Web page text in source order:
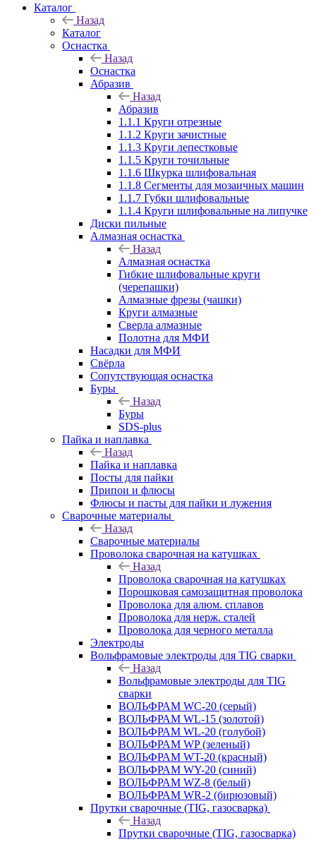
Каталог
Назад
Каталог
Оснастка
Назад
Оснастка
Абразив
Назад
Абразив
1.1.1 Круги отрезные
1.1.2 Круги зачистные
1.1.3 Круги лепестковые
1.1.5 Круги точильные
1.1.6 Шкурка шлифовальная
1.1.8 Сегменты для мозаичных машин
1.1.7 Губки шлифовальные
1.1.4 Круги шлифовальные на липучке
Диски пильные
Алмазная оснастка
Назад
Алмазная оснастка
Гибкие шлифовальные круги
(черепашки)
Алмазные фрезы (чашки)
Круги алмазные
Сверла алмазные
Полотна для МФИ
Насадки для МФИ
Свёрла
Сопутствующая оснастка
Буры
Назад
Буры
SDS-plus
Пайка и наплавка
Назад
Пайка и наплавка
Посты для пайки
Припои и флюсы
Флюсы и пасты для пайки и лужения
Сварочные материалы
Назад
Сварочные материалы
Проволока сварочная на катушках
Назад
Проволока сварочная на катушках
Порошковая самозащитная проволока
Проволока для алюм. сплавов
Проволока для нерж. сталей
Проволока для черного металла
Электроды
Вольфрамовые электроды для TIG сварки
Назад
Вольфрамовые электроды для TIG
сварки
ВОЛЬФРАМ WC-20 (серый)
ВОЛЬФРАМ WL-15 (золотой)
ВОЛЬФРАМ WL-20 (голубой)
ВОЛЬФРАМ WP (зеленый)
ВОЛЬФРАМ WT-20 (красный)
ВОЛЬФРАМ WY-20 (синий)
ВОЛЬФРАМ WZ-8 (белый)
ВОЛЬФРАМ WR-2 (бирюзовый)
Прутки сварочные (TIG, газосварка)
Назад
Прутки сварочные (TIG, газосварка)